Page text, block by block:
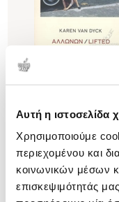
Αυτή η ιστοσελίδα
Χρησιμοποιούμε
περιεχομένου και
κοινωνικών μέσων
επισκεψιμότητάς
(0)
ΑΛΛΩΝΩΝ (ΔΙΓΛΩΣΣΗ
ΕΛΛΗΝΙΚΑ - ΑΓΓΛΙΚΑ)
DYCK KAREN. VAN
Κωδ. Πολιτείας:0020-1535